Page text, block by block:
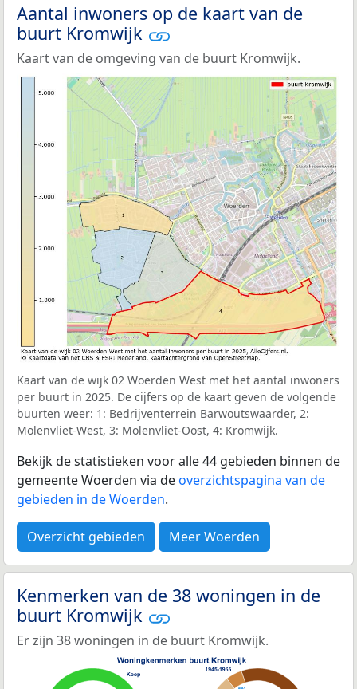
Aantal inwoners op de kaart van de
buurt Kromwijk
Kaart van de omgeving van de buurt Kromwijk.
Kaart van de wijk 02 Woerden West met het aantal inwoners
per buurt in 2025. De cijfers op de kaart geven de volgende
buurten weer: 1: Bedrijventerrein Barwoutswaarder, 2:
Molenvliet-West, 3: Molenvliet-Oost, 4: Kromwijk.
Bekijk de statistieken voor alle 44 gebieden binnen de
gemeente Woerden via deoverzichtspagina van de
gebieden in de Woerden.
Overzicht gebieden Meer Woerden
Kenmerken van de 38 woningen in de
buurt Kromwijk
Er zijn 38 woningen in de buurt Kromwijk.